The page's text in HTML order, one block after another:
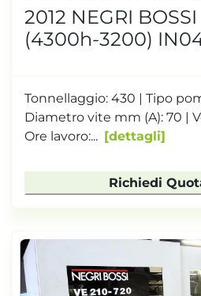
2012 NEGRI
(4300h-3200)
Tonnellaggio: 430 | Tipo
Diametro vite mm (A): 70 |
Ore lavoro:...
dettagli
Richiedi